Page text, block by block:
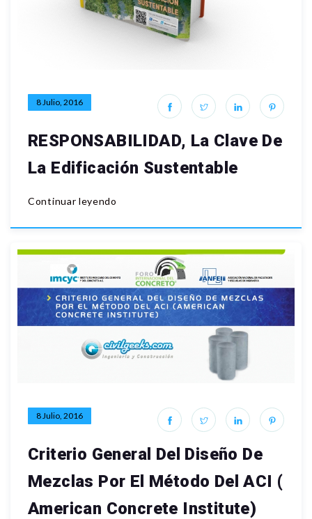
8 Julio, 2016
RESPONSABILIDAD, La Clave De
La Edificación Sustentable
Continuar leyendo
8 Julio, 2016
Criterio General Del Diseño De
Mezclas Por El Método Del ACI (
American Concrete Institute)